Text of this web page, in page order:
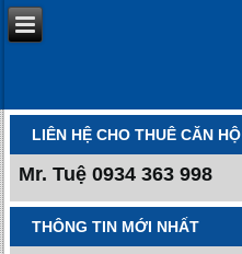
LIÊN HỆ CHO THUÊ CĂN HỘ
Mr. Tuệ 0934 363 998
THÔNG TIN MỚI NHẤT